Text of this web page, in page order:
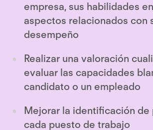
empresa, sus habilidades
aspectos relacionados con
desempeño
Realizar una valoración
evaluar las capacidades
candidato o un empleado
Mejorar la identificación de
cada puesto de trabajo